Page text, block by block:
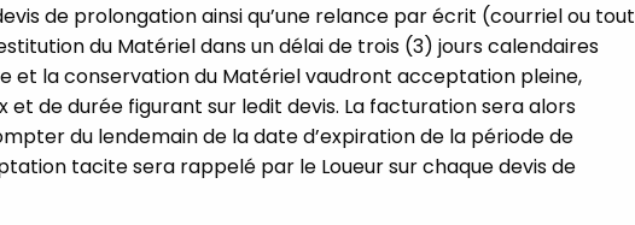
de prolongation ainsi qu’une relance par écrit (courriel ou tout
du Matériel dans un délai de trois (3) jours calendaires
et la conservation du Matériel vaudront acceptation pleine,
de durée figurant sur ledit devis. La facturation sera alors
du lendemain de la date d’expiration de la période de
tacite sera rappelé par le Loueur sur chaque devis de